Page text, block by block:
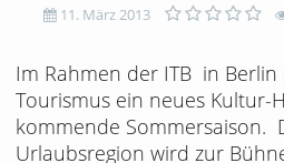
11. März 2013
3695
views
Kommentare
likes
favorites
Im Rahmen der ITB in
Tourismus ein neues Kultur-
kommende Sommersaison.
Urlaubsregion wird zur